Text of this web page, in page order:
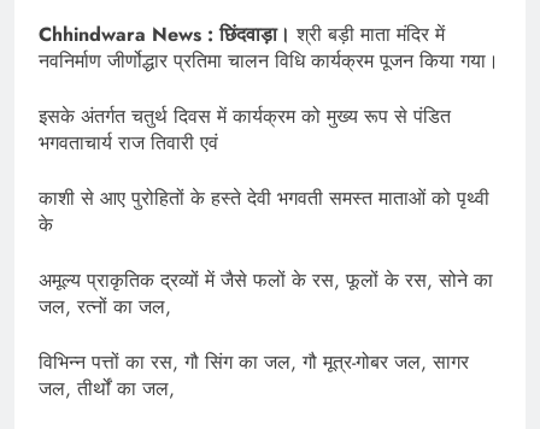
Chhindwara News : छिंदवाड़ा। श्री बड़ी माता मंदिर में
नवनिर्माण जीर्णोद्धार प्रतिमा चालन विधि कार्यक्रम पूजन किया गया।
इसके अंतर्गत चतुर्थ दिवस में कार्यक्रम को मुख्य रूप से पंडित
भगवताचार्य राज तिवारी एवं
काशी से आए पुरोहितों के हस्ते देवी भगवती समस्त माताओं को पृथ्वी
के
अमूल्य प्राकृतिक द्रव्यों में जैसे फलों के रस, फूलों के रस, सोने का
जल, रत्नों का जल,
विभिन्न पत्तों का रस, गौ सिंग का जल, गौ मूत्र-गोबर जल, सागर
जल, तीर्थों का जल,